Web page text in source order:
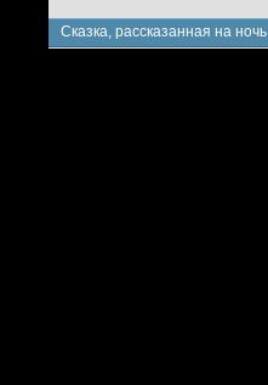
Сказка, рассказанная на